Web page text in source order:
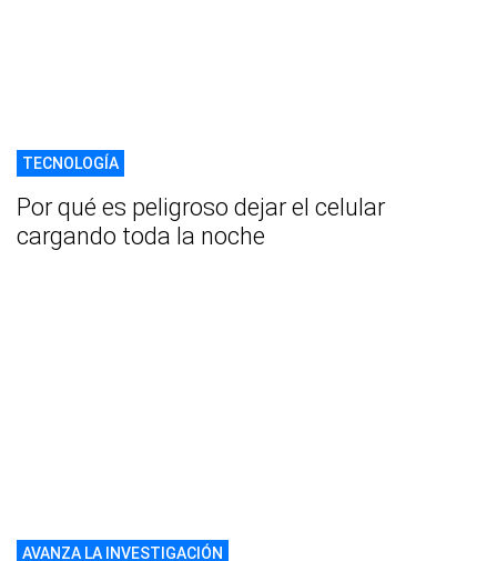
TECNOLOGÍA
Por qué es peligroso dejar el celular
cargando toda la noche
AVANZA LA INVESTIGACIÓN